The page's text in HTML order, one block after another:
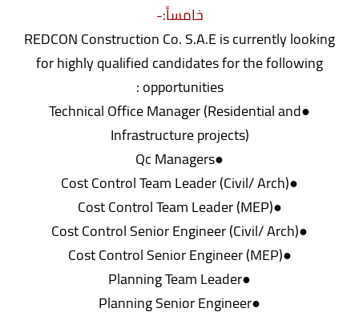
خامساً:-
REDCON Construction Co. S.A.E is currently looking
for highly qualified candidates for the following
opportunities :
●Technical Office Manager (Residential and
Infrastructure projects)
●Qc Managers
●Cost Control Team Leader (Civil/ Arch)
●Cost Control Team Leader (MEP)
●Cost Control Senior Engineer (Civil/ Arch)
●Cost Control Senior Engineer (MEP)
●Planning Team Leader
●Planning Senior Engineer